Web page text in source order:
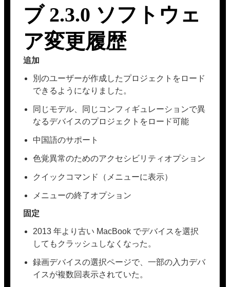
ブ 2.3.0 ソフトウェ
ア変更履歴
追加
別のユーザーが作成したプロジェクトをロード
できるようになりました。
同じモデル、同じコンフィギュレーションで異
なるデバイスのプロジェクトをロード可能
中国語のサポート
色覚異常のためのアクセシビリティオプション
クイックコマンド（メニューに表示）
メニューの終了オプション
固定
2013 年より古い MacBook でデバイスを選択
してもクラッシュしなくなった。
録画デバイスの選択ページで、一部の入力デバ
イスが複数回表示されていた。